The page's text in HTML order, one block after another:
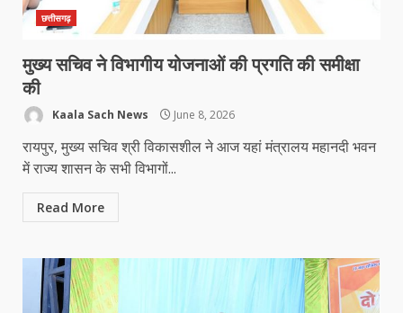
छत्तीसगढ़
मुख्य सचिव ने विभागीय योजनाओं की प्रगति की समीक्षा
की
Kaala Sach News June 8, 2026
रायपुर, मुख्य सचिव श्री विकासशील ने आज यहां मंत्रालय महानदी भवन
में राज्य शासन के सभी विभागों...
Read More